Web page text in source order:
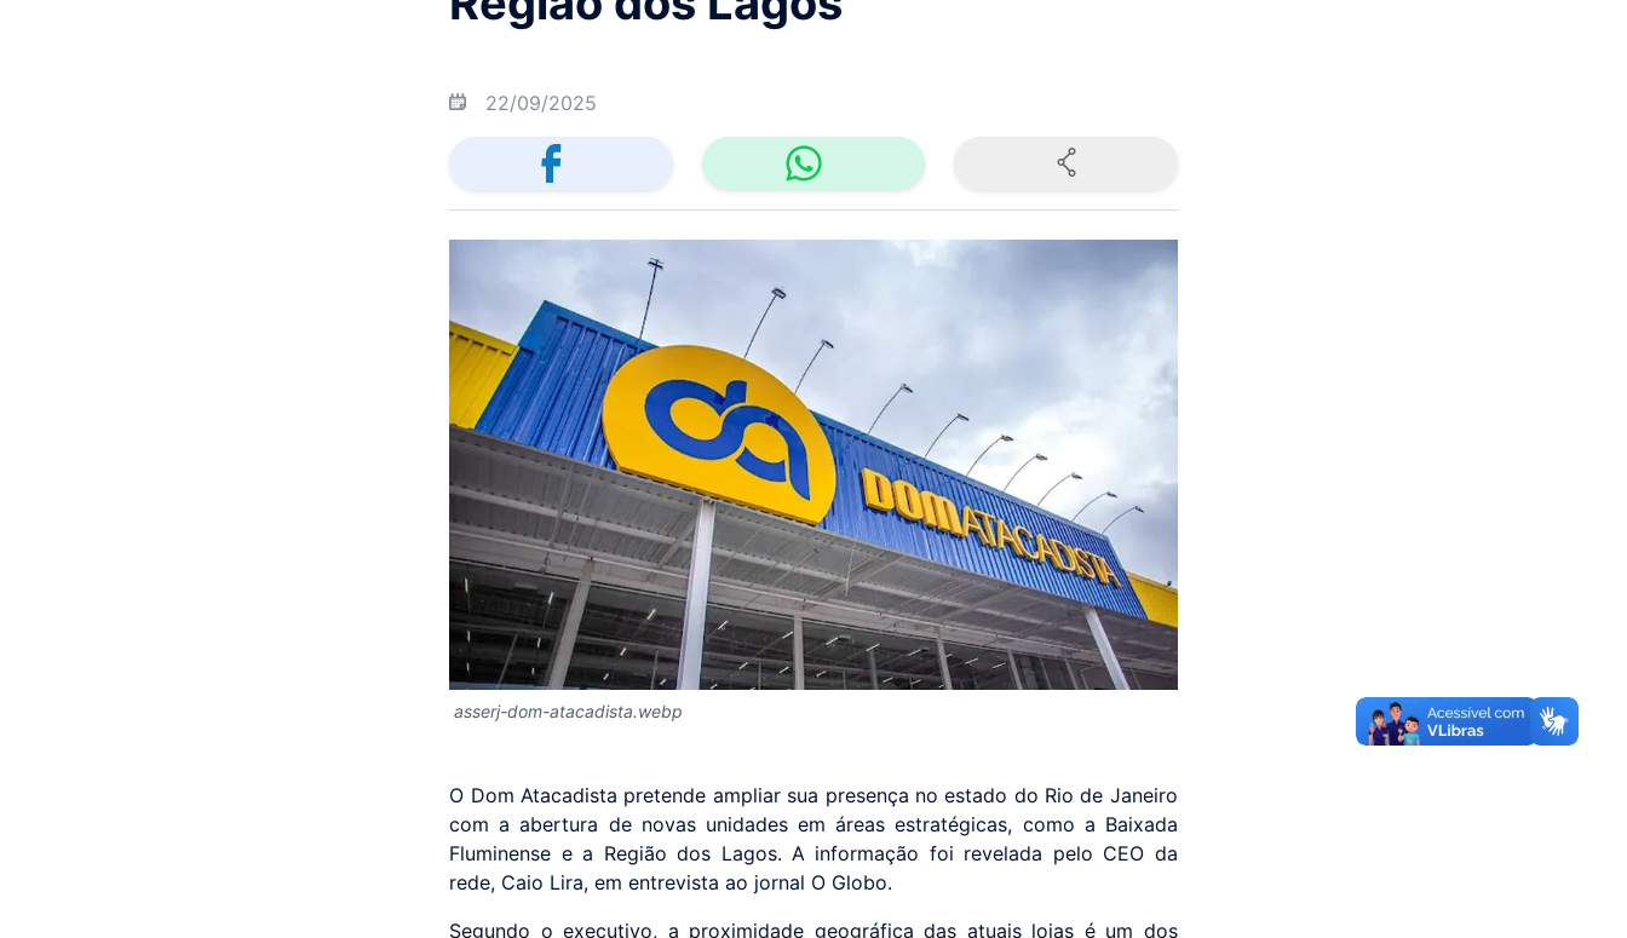
22/09/2025
asserj-dom-atacadista.webp
O Dom Atacadista pretende ampliar sua presença no estado do Rio de Janeiro
com a abertura de novas unidades em áreas estratégicas, como a Baixada
Fluminense e a Região dos Lagos. A informação foi revelada pelo CEO da
rede, Caio Lira, em entrevista ao jornal O Globo.
Segundo o executivo, a proximidade geográfica das atuais lojas é um dos